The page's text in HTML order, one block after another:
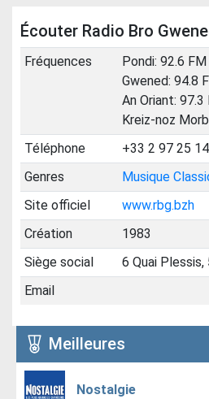
Écouter Radio Bro
Fréquences
Pondi: 92.6 FM
Gwened: 94.8
An Oriant: 97.3
Kreiz-noz
Téléphone
+33 2 97 25
Genres
Musique
Site officiel
www.rbg.bzh
Création
1983
Siège social
6 Quai
Email
Meilleures
Nostalgie